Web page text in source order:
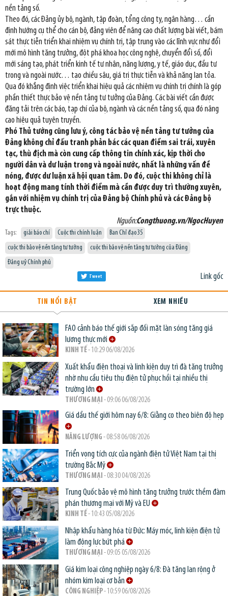
nền tảng số.
Theo đó, các Đảng ủy bộ, ngành, tập đoàn, tổng công ty, ngân hàng… cần
định hướng cụ thể cho cán bộ, đảng viên để nâng cao chất lượng bài viết, bám
sát thực tiễn triển khai nhiệm vụ chính trị, tập trung vào các lĩnh vực như đổi
mới mô hình tăng trưởng, đột phá khoa học công nghệ, chuyển đổi số, đổi
mới sáng tạo, phát triển kinh tế tư nhân, năng lượng, y tế, giáo dục, đầu tư
trong và ngoài nước… tạo chiều sâu, giá trị thực tiễn và khả năng lan tỏa.
Qua đó khẳng định việc triển khai hiệu quả các nhiệm vụ chính trị chính là góp
phần thiết thực bảo vệ nền tảng tư tưởng của Đảng. Các bài viết cần được
đăng tải trên các báo, tạp chí của bộ, ngành và các nền tảng số, qua đó nâng
cao hiệu quả tuyên truyền.
Phó Thủ tướng cũng lưu ý, công tác bảo vệ nền tảng tư tưởng của
Đảng không chỉ đấu tranh phản bác các quan điểm sai trái, xuyên
tạc, thù địch mà còn cung cấp thông tin chính xác, kịp thời cho
người dân và dư luận trong và ngoài nước, nhất là những vấn đề
nóng, được dư luận xã hội quan tâm. Do đó, cuộc thi không chỉ là
hoạt động mang tính thời điểm mà cần được duy trì thường xuyên,
gắn với nhiệm vụ chính trị của Đảng bộ Chính phủ và các Đảng bộ
trực thuộc.
Nguồn:Congthuong.vn/NgocHuyen
Tags: giải báo chí Cuộc thi chính luận
Ban Chỉ đạo 35
cuộc thi bảo vệ nền tảng tư tưởng
cuộc thi bảo vệ nền tảng tư tưởng của Đảng
Đảng uỷ Chính phủ
Link gốc
Tweet
TIN NỔI BẬT XEM NHIỀU
FAO cảnh báo thế giới sắp đối mặt làn sóng tăng giá
lương thực mới
KINH TẾ- 10:29 06/08/2026
Xuất khẩu điện thoại và linh kiện duy trì đà tăng trưởng
nhờ nhu cầu tiêu thụ điện tử phục hồi tại nhiều thị
trường lớn
THƯƠNG MẠI - 09:06 06/08/2026
Giá dầu thế giới hôm nay 6/8: Giằng co theo biên độ hẹp
NĂNG LƯỢNG - 08:58 06/08/2026
Triển vọng tích cực của ngành điện tử Việt Nam tại thị
trường Bắc Mỹ
THƯƠNG MẠI - 08:30 04/08/2026
Trung Quốc bảo vệ mô hình tăng trưởng trước thềm đàm
phán thương mại với Mỹ và EU
KINH TẾ- 10:43 05/08/2026
Nhập khẩu hàng hóa từ Đức: Máy móc, linh kiện điện tử
làm động lực bứt phá
THƯƠNG MẠI - 09:05 05/08/2026
Giá kim loại công nghiệp ngày 6/8: Đà tăng lan rộng ở
nhóm kim loại cơ bản
CÔNG NGHIỆP- 10:59 06/08/2026